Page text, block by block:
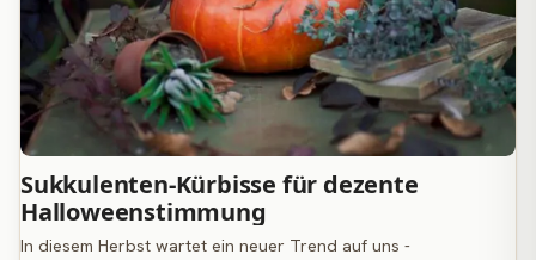
Sukkulenten-Kürbisse für dezente
Halloweenstimmung
In diesem Herbst wartet ein neuer Trend auf uns -